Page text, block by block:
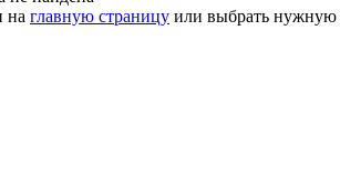
на главную страницу или выбрать нужную